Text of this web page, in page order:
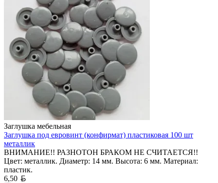
Заглушка мебельная
Заглушка под евровинт (конфирмат) пластиковая 100 шт
металлик
ВНИМАНИЕ!! РАЗНОТОН БРАКОМ НЕ СЧИТАЕТСЯ!!
Цвет: металлик. Диаметр: 14 мм. Высота: 6 мм. Материал:
пластик.
6,50